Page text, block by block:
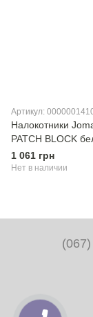
Артикул:
Налокотники
PATCH BLOCK
1 061 грн
Нет в наличии